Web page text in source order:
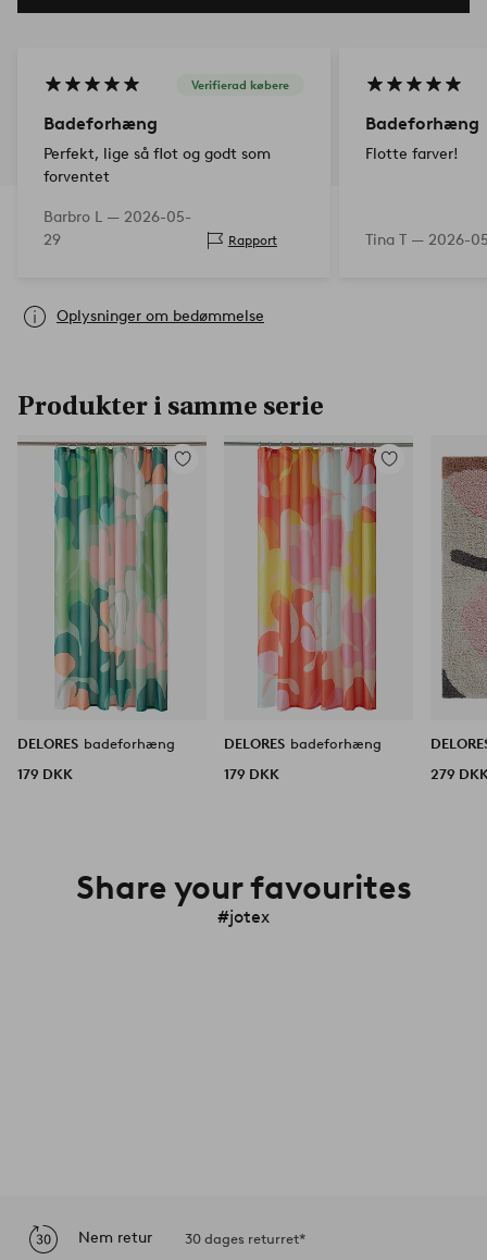
Verifierad købere
Badeforhæng
Perfekt, lige så flot og godt som
forventet
Barbro L — 2026-05-
29
Rapport
Badeforhæng
Flotte farver!
Tina T — 2026-
Oplysninger om bedømmelse
Produkter i samme serie
Tilføj
favoritter
DELORES badeforhæng
179 DKK
Tilføj
til
favoritter
DELORES badeforhæng
179 DKK
279
Share your favourites
#jotex
Nem retur 30 dages returret*